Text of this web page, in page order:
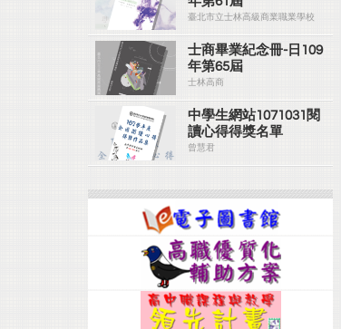
臺北市立士林高級商業職業學校
士商畢業紀念冊-日109
年第65屆
士林高商
中學生網站1071031閱
讀心得得獎名單
曾慧君